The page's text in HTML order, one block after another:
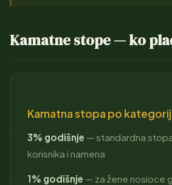
Kamatne stope — ko
Kamatna stopa po
3% godišnje — standardna
korisnika i namena
1% godišnje — za žene nosioce